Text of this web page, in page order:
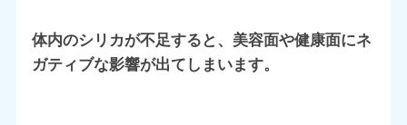
体内のシリカが不足すると、美容面や健康面にネ
ガティブな影響が出てしまいます。